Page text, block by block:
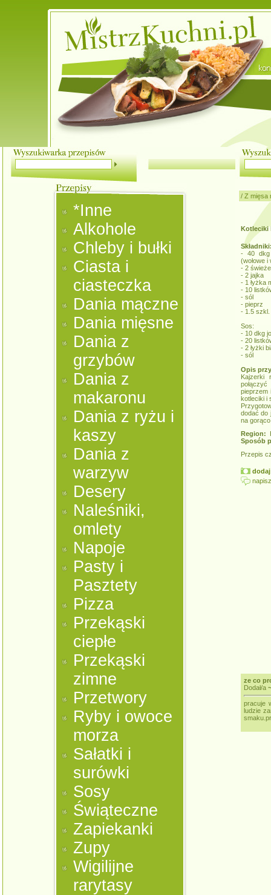
*Inne
Alkohole
Chleby i bułki
Ciasta i
ciasteczka
Dania mączne
Dania mięsne
Dania z
grzybów
Dania z
makaronu
Dania z ryżu i
kaszy
Dania z
warzyw
Desery
Naleśniki,
omlety
Napoje
Pasty i
Pasztety
Pizza
Przekąski
ciepłe
Przekąski
zimne
Przetwory
Ryby i owoce
morza
Sałatki i
surówki
Sosy
Świąteczne
Zapiekanki
Zupy
Wigilijne
rarytasy
/ Z mięsa
Kotleciki
- 40 dkg
(wołowe
- 2
- 2 jajka
- 1 łyżka
- 10
- sól
- pieprz
- 1.5 szkl.
Sos:
- 10 dkg
- 20
- 2 łyżki
- sól
Opis
Kajzerki
pieprzem
kotleciki i
dodać do
na
Region:
Sposób
Przepis
ze co
Dodał/a
pracuje
ludzie